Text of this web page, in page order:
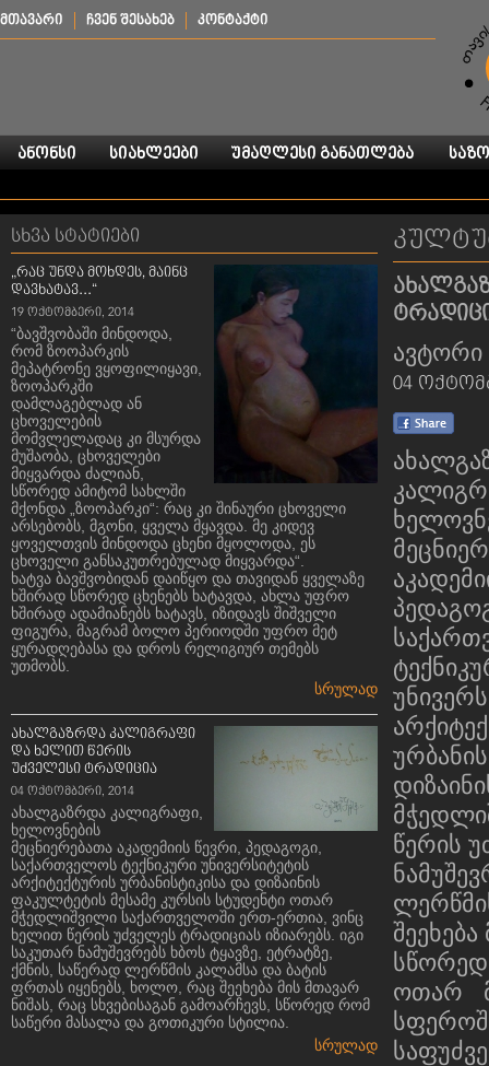
მთავარი ჩვენ შესახებ კონტაქტი
ავტორი
04
წერის
ოთარ
სხვა სტატიები
„რაც უნდა მოხდეს, მაინც
დავხატავ...“
19 ოქტომბერი, 2014
“ბავშვობაში მინდოდა,
რომ ზოოპარკის
მეპატრონე ვყოფილიყავი,
ზოოპარკში
დამლაგებლად ან
ცხოველების
მომვლელადაც კი მსურდა
მუშაობა, ცხოველები
მიყვარდა ძალიან,
სწორედ ამიტომ სახლში
მქონდა „ზოოპარკი“: რაც კი შინაური ცხოველი
არსებობს, მგონი, ყველა მყავდა. მე კიდევ
ყოველთვის მინდოდა ცხენი მყოლოდა, ეს
ცხოველი განსაკუთრებულად მიყვარდა“.
ხატვა ბავშვობიდან დაიწყო და თავიდან ყველაზე
ხშირად სწორედ ცხენებს ხატავდა, ახლა უფრო
ხშირად ადამიანებს ხატავს, იზიდავს შიშველი
ფიგურა, მაგრამ ბოლო პერიოდში უფრო მეტ
ყურადღებასა და დროს რელიგიურ თემებს
უთმობს.
სრულად
ახალგაზრდა კალიგრაფი
და ხელით წერის
უძველესი ტრადიცია
04 ოქტომბერი, 2014
ახალგაზრდა კალიგრაფი,
ხელოვნების
მეცნიერებათა აკადემიის წევრი, პედაგოგი,
საქართველოს ტექნიკური უნივერსიტეტის
არქიტექტურის ურბანისტიკისა და დიზაინის
ფაკულტეტის მესამე კურსის სტუდენტი ოთარ
მჭედლიშვილი საქართველოში ერთ-ერთია, ვინც
ხელით წერის უძველეს ტრადიციას იზიარებს. იგი
საკუთარ ნამუშევრებს ხბოს ტყავზე, ეტრატზე,
ქმნის, საწერად ლერწმის კალამსა და ბატის
ფრთას იყენებს, ხოლო, რაც შეეხება მის მთავარ
ნიშას, რაც სხვებისაგან გამოარჩევს, სწორედ რომ
საწერი მასალა და გოთიკური სტილია.
სრულად